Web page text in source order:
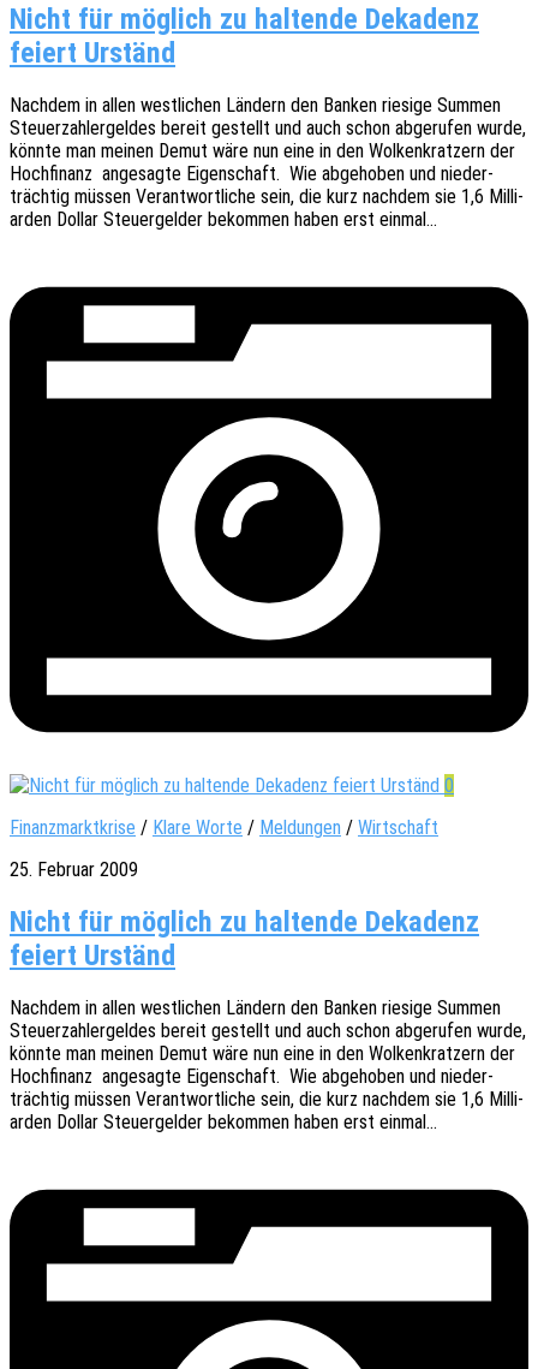
Nicht für möglich zu haltende Dekadenz
feiert Urständ
Nach­dem in allen west­li­chen Ländern den Banken riesi­ge Summen
Steu­er­zah­l­er­gel­des bereit gestellt und auch schon abge­ru­fen wurde,
könnte man meinen Demut wäre nun eine in den Wolken­krat­zern der
Hoch­fi­nanz ange­sag­te Eigen­schaft. Wie abge­ho­ben und nieder­
träch­tig müssen Verant­wort­li­che sein, die kurz nach­dem sie 1,6 Milli­
ar­den Dollar Steu­er­gel­der bekom­men haben erst einmal…
0
Finanzmarktkrise / Klare Worte / Meldungen / Wirtschaft
25. Februar 2009
Nicht für möglich zu haltende Dekadenz
feiert Urständ
Nach­dem in allen west­li­chen Ländern den Banken riesi­ge Summen
Steu­er­zah­l­er­gel­des bereit gestellt und auch schon abge­ru­fen wurde,
könnte man meinen Demut wäre nun eine in den Wolken­krat­zern der
Hoch­fi­nanz ange­sag­te Eigen­schaft. Wie abge­ho­ben und nieder­
träch­tig müssen Verant­wort­li­che sein, die kurz nach­dem sie 1,6 Milli­
ar­den Dollar Steu­er­gel­der bekom­men haben erst einmal…